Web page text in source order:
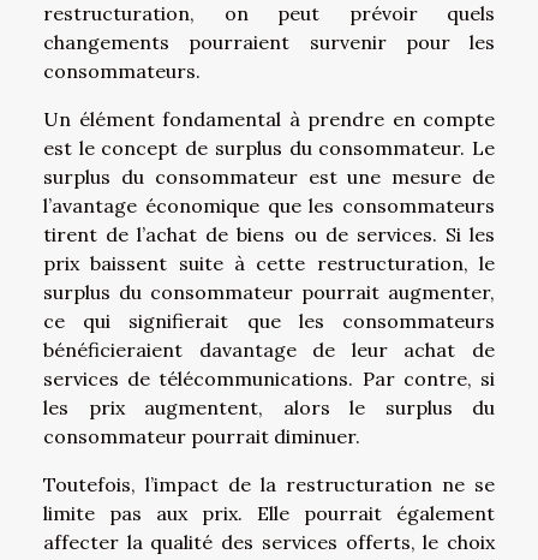
restructuration, on peut prévoir quels
changements pourraient survenir pour les
consommateurs.
Un élément fondamental à prendre en compte
est le concept de surplus du consommateur. Le
surplus du consommateur est une mesure de
l’avantage économique que les consommateurs
tirent de l’achat de biens ou de services. Si les
prix baissent suite à cette restructuration, le
surplus du consommateur pourrait augmenter,
ce qui signifierait que les consommateurs
bénéficieraient davantage de leur achat de
services de télécommunications. Par contre, si
les prix augmentent, alors le surplus du
consommateur pourrait diminuer.
Toutefois, l’impact de la restructuration ne se
limite pas aux prix. Elle pourrait également
affecter la qualité des services offerts, le choix